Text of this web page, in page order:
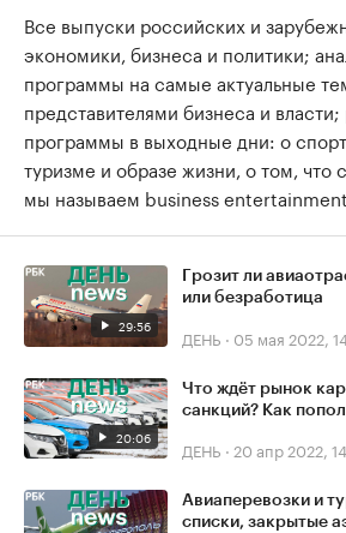
Все выпуски российских и
экономики, бизнеса и политики;
программы на самые актуальные
представителями бизнеса и власти;
программы в выходные дни: о
туризме и образе жизни, о том, что
мы называем business
29:56
Грозит ли
или безработица
ДЕНЬ · 05 мая 2022,
20:06
Что ждёт рынок
санкций? Как
ДЕНЬ · 20 апр 2022,
Авиаперевозки и
списки, закрытые